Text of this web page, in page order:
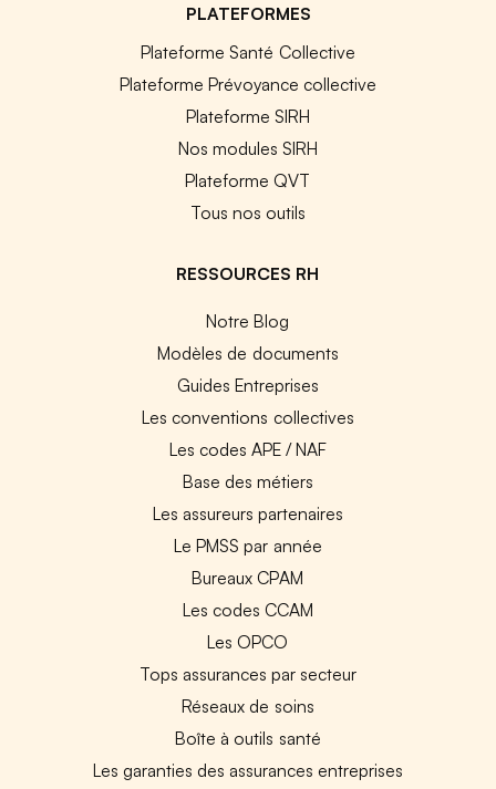
PLATEFORMES
Plateforme Santé Collective
Plateforme Prévoyance collective
Plateforme SIRH
Nos modules SIRH
Plateforme QVT
Tous nos outils
RESSOURCES RH
Notre Blog
Modèles de documents
Guides Entreprises
Les conventions collectives
Les codes APE / NAF
Base des métiers
Les assureurs partenaires
Le PMSS par année
Bureaux CPAM
Les codes CCAM
Les OPCO
Tops assurances par secteur
Réseaux de soins
Boîte à outils santé
Les garanties des assurances entreprises